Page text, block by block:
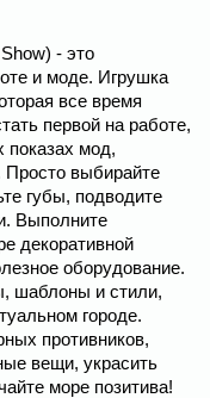
- это
и моде. Игрушка
все время
первой на работе,
показах мод,
Просто выбирайте
губы, подводите
Выполните
декоративной
оборудование.
шаблоны и стили,
городе.
противников,
вещи, украсить
море позитива!